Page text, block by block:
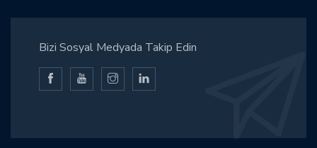
Bizi Sosyal Medyada Takip Edin